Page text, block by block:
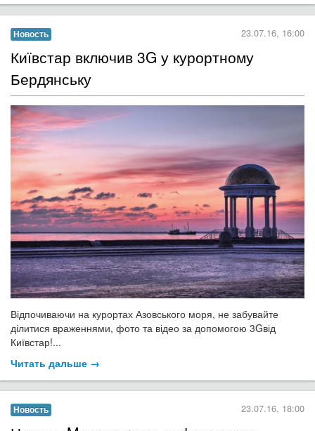
Новость 23.07.16, 16:00
Київстар включив 3G у курортному
Бердянську
Відпочиваючи на курортах Азовського моря, не забувайте
ділитися враженнями, фото та відео за допомогою 3Gвід
Київстар!...
Читать дальше →
Новость 23.07.16, 18:00